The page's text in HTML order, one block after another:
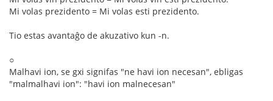
Mi volas prezidento = Mi volas esti prezidento.
Tio estas avantaĝo de akuzativo kun -n.
○
Malhavi ion, se gxi signifas "ne havi ion necesan", ebligas
"malmalhavi ion": "havi ion malnecesan"